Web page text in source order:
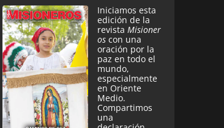
Iniciamos esta
edición de la
revista Misioner
os con una
oración por la
paz en todo el
mundo,
especialmente
en Oriente
Medio.
Compartimos
una